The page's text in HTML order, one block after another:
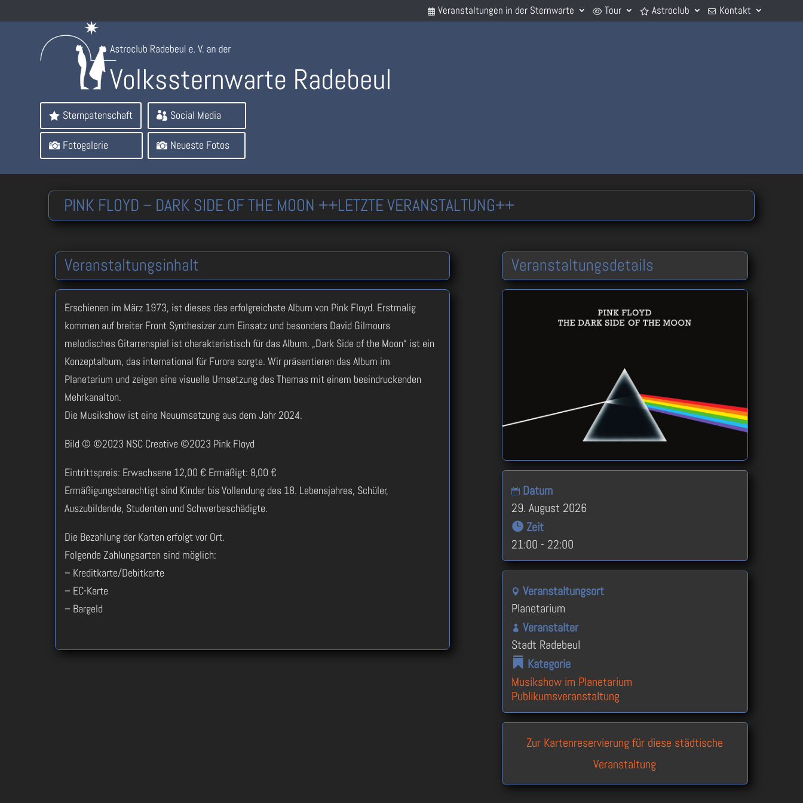
Veranstaltungen in der Sternwarte Tour Astroclub Kontakt
Sternpatenschaft
Fotogalerie
Social Media
Neueste Fotos
PINK FLOYD – DARK SIDE OF THE MOON ++LETZTE VERANSTALTUNG++
Veranstaltungsinhalt
Erschienen im März 1973, ist dieses das erfolgreichste Album von Pink Floyd. Erstmalig
kommen auf breiter Front Synthesizer zum Einsatz und besonders David Gilmours
melodisches Gitarrenspiel ist charakteristisch für das Album. „Dark Side of the Moon“ ist ein
Konzeptalbum, das international für Furore sorgte. Wir präsentieren das Album im
Planetarium und zeigen eine visuelle Umsetzung des Themas mit einem beeindruckenden
Mehrkanalton.
Die Musikshow ist eine Neuumsetzung aus dem Jahr 2024.
Bild © ©2023 NSC Creative ©2023 Pink Floyd
Eintrittspreis: Erwachsene 12,00 € Ermäßigt: 8,00 €
Ermäßigungsberechtigt sind Kinder bis Vollendung des 18. Lebensjahres, Schüler,
Auszubildende, Studenten und Schwerbeschädigte.
Die Bezahlung der Karten erfolgt vor Ort.
Folgende Zahlungsarten sind möglich:
– Kreditkarte/Debitkarte
– EC-Karte
– Bargeld
Veranstaltungsdetails
Datum
29. August 2026
Zeit
21:00 - 22:00
Veranstaltungsort
Planetarium
Veranstalter
Stadt Radebeul
Kategorie
Musikshow im Planetarium
Publikumsveranstaltung
Zur Kartenreservierung für diese städtische
Veranstaltung